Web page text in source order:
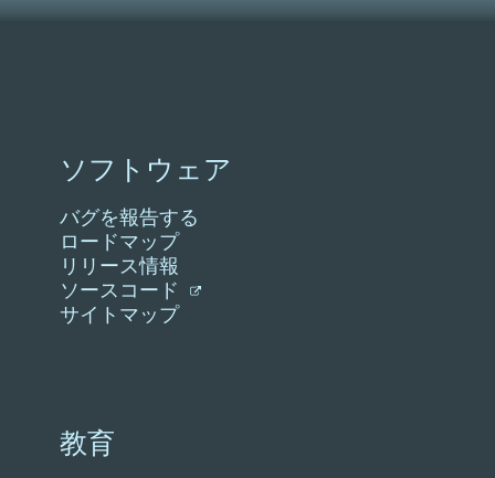
ソフトウェア
バグを報告する
ロードマップ
リリース情報
ソースコード
サイトマップ
教育